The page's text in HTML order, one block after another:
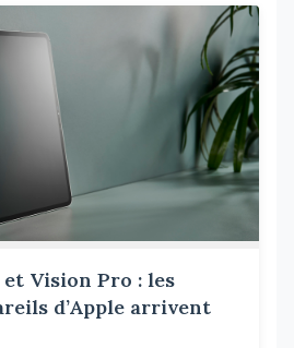
Vision Pro : les
d’Apple arrivent